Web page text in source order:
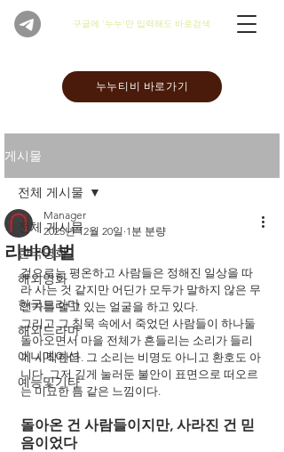
​구글에 '누누'만 입력해도 바로검색
누누티비 바로가기
게시물
전체 게시물
한국영화
해외영화
한국드라마
해외드라마
애니메이션
예능및기타
전체 게시물
리바이벌
Manager
2025년 12월 20일 1분 분량
겉으로는 평온하고 사람들은 정해진 일상을 따
라 사는 것 같지만 어딘가 모두가 말하지 않은 무
언가를 알고 있는 얼굴을 하고 있다.
그리고 그 침묵 속에서 죽었던 사람들이 하나둘
돌아오면서 마을 전체가 흔들리는 소리가 들리
기 시작한다. 그 소리는 비명도 아니고 환호도 아
니다. 그저 깊게 눌러둔 불안이 표면으로 떠오르
는 미묘한 틈 같은 느낌이다.
돌아온 건 사람들이지만, 사라진 건 믿
음이었다